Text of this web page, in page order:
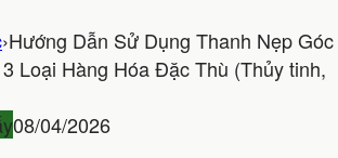
›Hướng Dẫn Sử Dụng Thanh Nẹp Góc
Loại Hàng Hóa Đặc Thù (Thủy tinh,
08/04/2026